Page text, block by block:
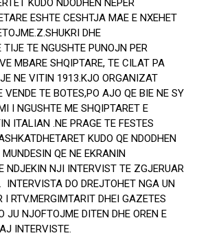
KUDO NDODHEN NEPER
ESHTE CESHTJA MAE E NXEHET
DHE
TIJE TE NGUSHTE PUNOJN PER
MBARE SHQIPTARE, TE CILAT PA
NE VITIN 1913.KJO ORGANIZAT
VENDE TE BOTES,PO AJO QE BIE NE SY
I NGUSHTE ME SHQIPTARET E
ITALIAN .NE PRAGE TE FESTES
KUDO QE NDODHEN
QE NE EKRANIN
NDJEKIN NJI INTERVIST TE ZGJERUAR
INTERVISTA DO DREJTOHET NGA UN
I RTV.MERGIMTARIT DHEI GAZETES
JU NJOFTOJME DITEN DHE OREN E
INTERVISTE.